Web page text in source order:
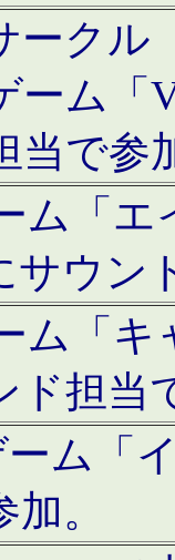
ークル
ーム「
当で参
ム「
サウン
ム「
ド担当
ーム「
。